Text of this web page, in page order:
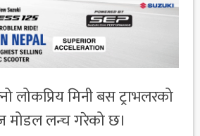
लोकप्रिय मिनी बस ट्राभलरको
मोडल लन्च गरेको छ।